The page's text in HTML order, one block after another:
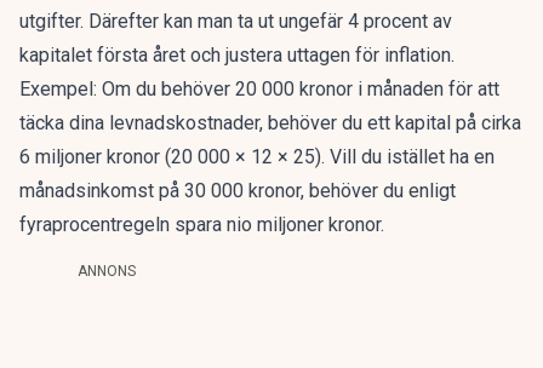
utgifter. Därefter kan man ta ut ungefär 4 procent av
kapitalet första året och justera uttagen för inflation.
Exempel: Om du behöver 20 000 kronor i månaden för att
täcka dina levnadskostnader, behöver du ett kapital på cirka
6 miljoner kronor (20 000 × 12 × 25). Vill du istället ha en
månadsinkomst på 30 000 kronor, behöver du enligt
fyraprocentregeln spara nio miljoner kronor.
ANNONS